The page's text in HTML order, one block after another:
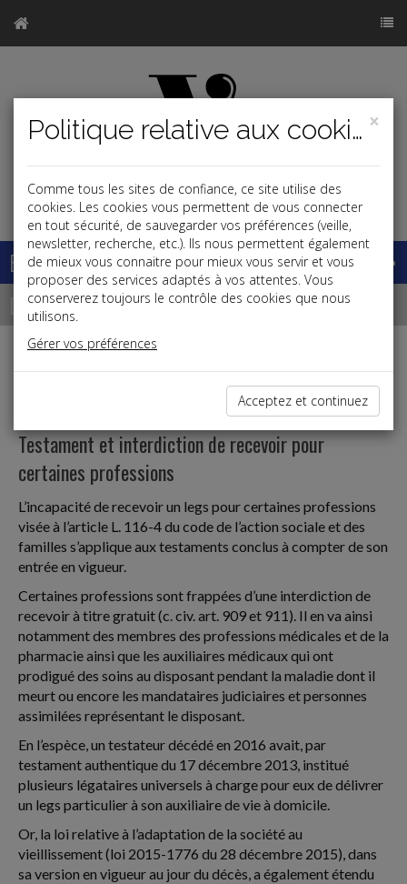
Base documentaire
Dépêches
Testament et interdiction de recevoir pour
certaines professions
L’incapacité de recevoir un legs pour certaines professions
visée à l’article L. 116-4 du code de l’action sociale et des
familles s’applique aux testaments conclus à compter de son
entrée en vigueur.
Certaines professions sont frappées d’une interdiction de
recevoir à titre gratuit (c. civ. art. 909 et 911). Il en va ainsi
notamment des membres des professions médicales et de la
pharmacie ainsi que les auxiliaires médicaux qui ont
prodigué des soins au disposant pendant la maladie dont il
meurt ou encore les mandataires judiciaires et personnes
assimilées représentant le disposant.
En l’espèce, un testateur décédé en 2016 avait, par
testament authentique du 17 décembre 2013, institué
plusieurs légataires universels à charge pour eux de délivrer
un legs particulier à son auxiliaire de vie à domicile.
Or, la loi relative à l’adaptation de la société au
vieillissement (loi 2015-1776 du 28 décembre 2015), dans
sa version en vigueur au jour du décès, a également étendu
×
Politique relative aux cookies
Comme tous les sites de confiance, ce site utilise des
cookies. Les cookies vous permettent de vous connecter
en tout sécurité, de sauvegarder vos préférences (veille,
newsletter, recherche, etc.). Ils nous permettent également
de mieux vous connaitre pour mieux vous servir et vous
proposer des services adaptés à vos attentes. Vous
conserverez toujours le contrôle des cookies que nous
utilisons.
Gérer vos préférences
Acceptez et continuez